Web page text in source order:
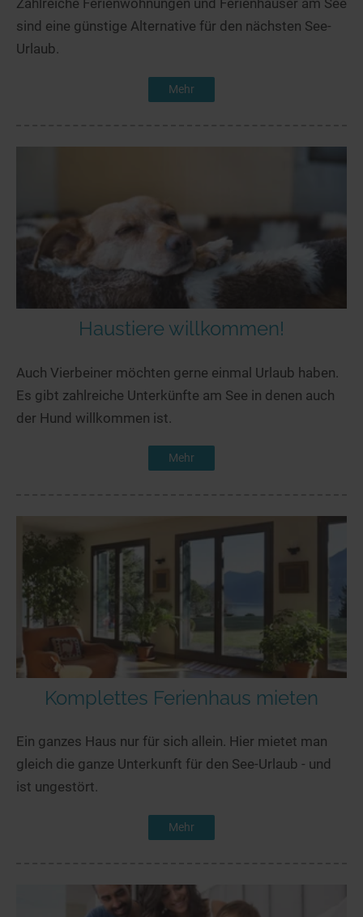
Zahlreiche Ferienwohnungen und Ferienhäuser am See
sind eine günstige Alternative für den nächsten See-
Urlaub.
Mehr
Haustiere willkommen!
Auch Vierbeiner möchten gerne einmal Urlaub haben.
Es gibt zahlreiche Unterkünfte am See in denen auch
der Hund willkommen ist.
Mehr
Komplettes Ferienhaus mieten
Ein ganzes Haus nur für sich allein. Hier mietet man
gleich die ganze Unterkunft für den See-Urlaub - und
ist ungestört.
Mehr